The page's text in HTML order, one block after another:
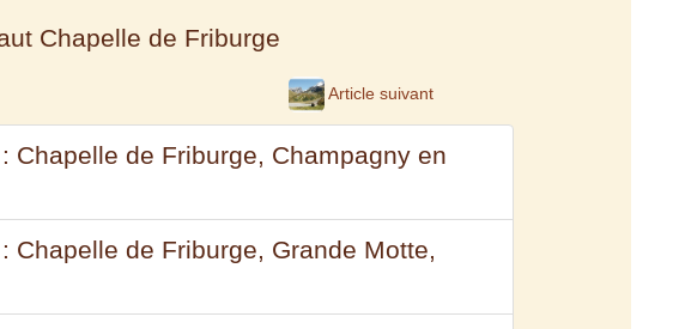
Chapelle de Friburge
Article suivant
Chapelle de Friburge, Champagny en
Chapelle de Friburge, Grande Motte,